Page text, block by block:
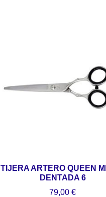
TIJERA ARTERO QUEEN
DENTADA 6
79,00€